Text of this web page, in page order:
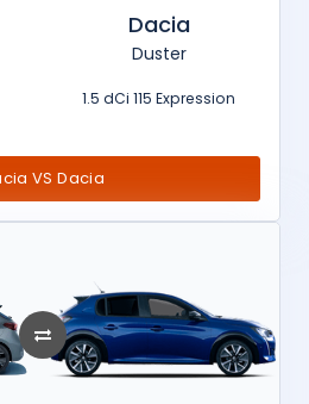
Dacia
Duster
1.5 dCi 115 Expression
VS Dacia